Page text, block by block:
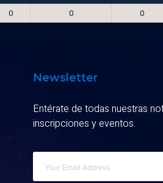
0 0 0
Newsletter
Entérate de todas nuestras
inscripciones y eventos.